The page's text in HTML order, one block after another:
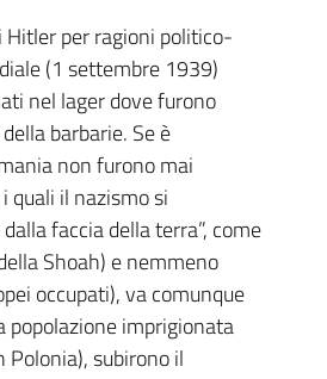
Hitler per ragioni politico-
(1 settembre 1939)
nel lager dove furono
barbarie. Se è
non furono mai
quali il nazismo si
faccia della terra”, come
Shoah) e nemmeno
occupati), va comunque
popolazione imprigionata
subirono il